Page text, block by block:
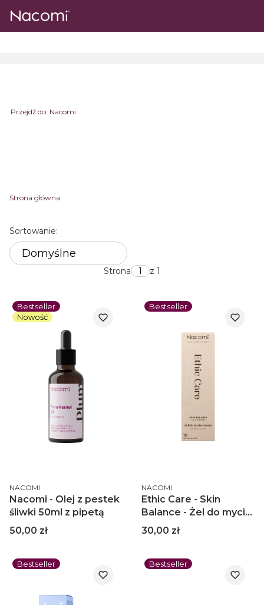
Przejdź do: Nacomi
Strona główna
Lista produktów
Sortowanie:
Domyślne
Strona z 1
Bestseller
Nowość
PRODUCENT
NACOMI
Nacomi - Olej z pestek
śliwki 50ml z pipetą
Cena
50,00 zł
Bestseller
PRODUCENT
NACOMI
Ethic Care - Skin
Balance - Żel do mycia
twarzy 100ml
Cena
30,00 zł
Bestseller Bestseller